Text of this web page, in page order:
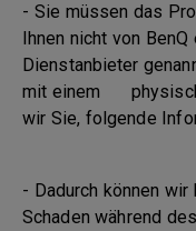
- Sie müssen das
Ihnen nicht von
Dienstanbieter
mit einem
wir Sie, folgende
- Dadurch können
Schaden während